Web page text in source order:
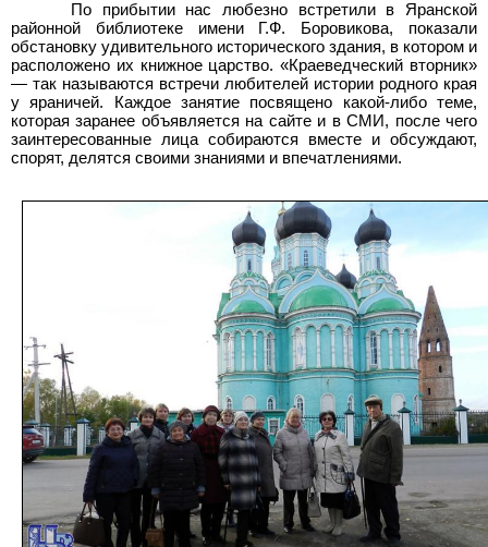
По прибытии нас любезно встретили в Яранской
районной библиотеке имени Г.Ф. Боровикова, показали
обстановку удивительного исторического здания, в котором и
расположено их книжное царство. «Краеведческий вторник»
— так называются встречи любителей истории родного края
у яраничей. Каждое занятие посвящено какой-либо теме,
которая заранее объявляется на сайте и в СМИ, после чего
заинтересованные лица собираются вместе и обсуждают,
спорят, делятся своими знаниями и впечатлениями.